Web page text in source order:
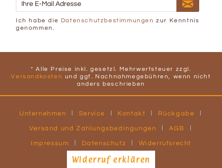
Ich habe die Datenschutzbestimmungen zur Kenntnis
genommen.
* Alle Preise inkl. gesetzl. Mehrwertsteuer zzgl.
Versandkosten und ggf. Nachnahmegebühren, wenn nicht
anders beschrieben
Unternehmen Service Kontakt Rückgabe
Versand und Zahlungsbedingungen AGB
Impressum Datenschutz Widerrufsrecht
Widerruf erklären